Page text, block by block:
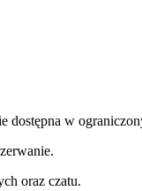
dostępna w
oraz czatu.